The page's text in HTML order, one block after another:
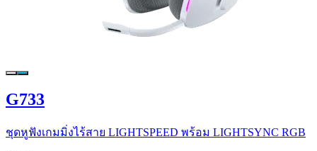
G733
ชุดหูฟังเกมมิ่งไร้สาย LIGHTSPEED พร้อม LIGHTSYNC RGB